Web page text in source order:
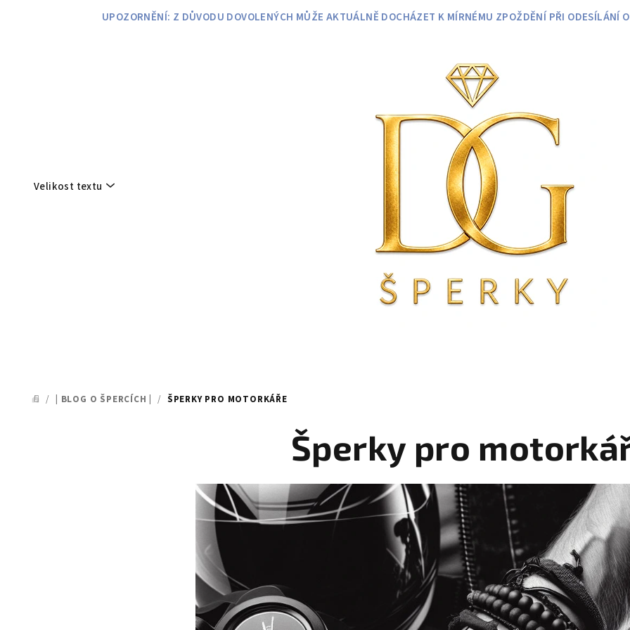
UPOZORNĚNÍ: Z DŮVODU DOVOLENÝCH MŮŽE AKTUÁLNĚ DOCHÁZET K MÍRNÉMU ZPOŽDĚNÍ PŘI ODESÍLÁNÍ
Velikost textu
DOMŮ
/ | BLOG O ŠPERCÍCH | / ŠPERKY PRO MOTORKÁŘE
Šperky pro